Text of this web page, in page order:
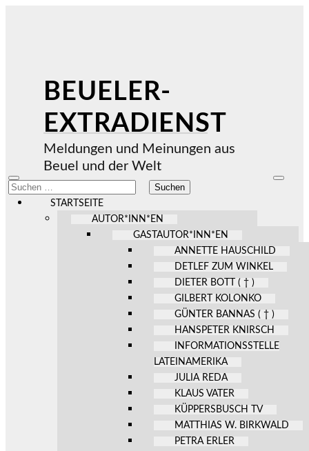
BEUELER-
EXTRADIENST
Meldungen und Meinungen aus
Beuel und der Welt
Mobile-
Menü
ein-/ausblenden
Suchen
nach:
STARTSEITE
AUTOR*INN*EN
GASTAUTOR*INN*EN
ANNETTE HAUSCHILD
DETLEF ZUM WINKEL
DIETER BOTT ( † )
GILBERT KOLONKO
GÜNTER BANNAS ( † )
HANSPETER KNIRSCH
INFORMATIONSSTELLE
LATEINAMERIKA
JULIA REDA
KLAUS VATER
KÜPPERSBUSCH TV
MATTHIAS W. BIRKWALD
PETRA ERLER